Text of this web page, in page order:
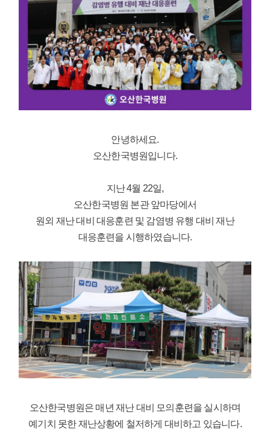
안녕하세요.
오산한국병원입니다.
지난 4월 22일,
오산한국병원 본관 앞마당에서
원외 재난 대비 대응훈련 및 감염병 유행 대비 재난
대응훈련을 시행하였습니다.
오산한국병원은 매년 재난 대비 모의훈련을 실시하며
예기치 못한 재난상황에 철저하게 대비하고 있습니다.